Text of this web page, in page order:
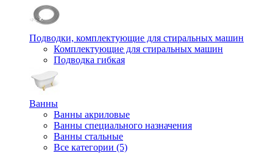
Подводки, комплектующие для стиральных машин
Комплектующие для стиральных машин
Подводка гибкая
Ванны
Ванны акриловые
Ванны специального назначения
Ванны стальные
Все категории (5)